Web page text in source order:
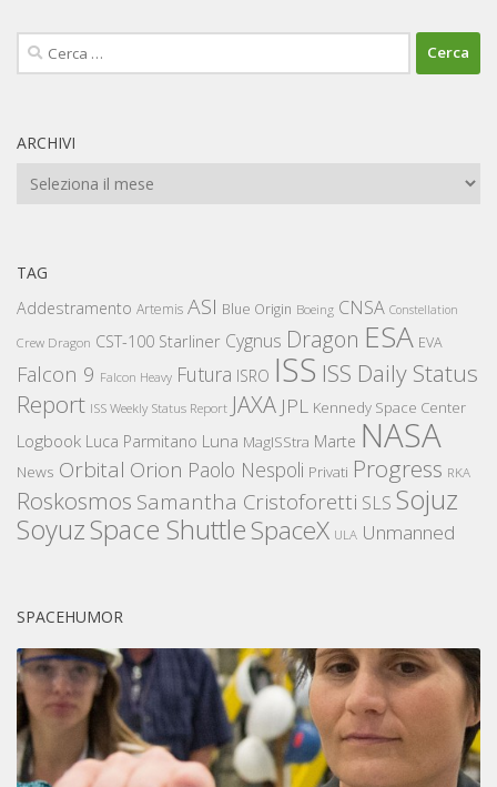
Ricerca
per:
ARCHIVI
Archivi
TAG
Addestramento Artemis ASI Blue Origin Boeing CNSA Constellation
Crew Dragon CST-100 Starliner Cygnus Dragon ESA EVA
Falcon 9 Falcon Heavy Futura ISRO ISS ISS Daily Status
Report ISS Weekly Status Report JAXA JPL Kennedy Space Center
Logbook Luca Parmitano Luna MagISStra Marte NASA
News Orbital Orion Paolo Nespoli Privati Progress RKA
Roskosmos Samantha Cristoforetti SLS Sojuz
SoyuzSpace ShuttleSpaceX ULA Unmanned
SPACEHUMOR